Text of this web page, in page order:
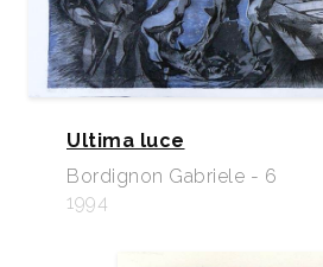
Ultima luce
Bordignon Gabriele - 6
1994